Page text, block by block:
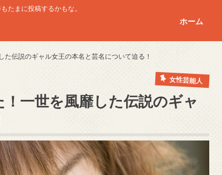
たまに投稿するかもな。
ホーム
伝説のギャル女王の本名と芸名について迫る！
女性芸能人
一世を風靡した伝説のギャ